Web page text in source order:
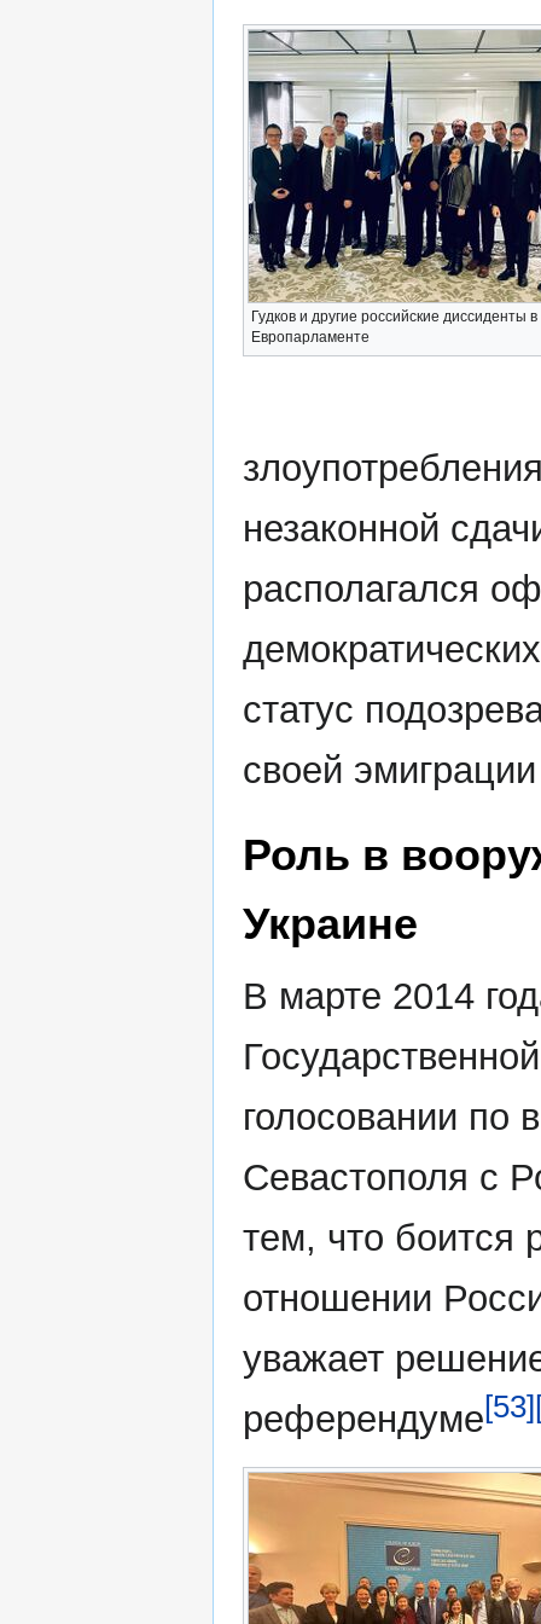
Гудков и другие российские диссиденты в
Европарламенте
незаконной
располагался
статус
своей
Роль в
Украине
В марте 2014
голосовании по
Севастополя с
тем, что боится
отношении
уважает
референдуме[53]